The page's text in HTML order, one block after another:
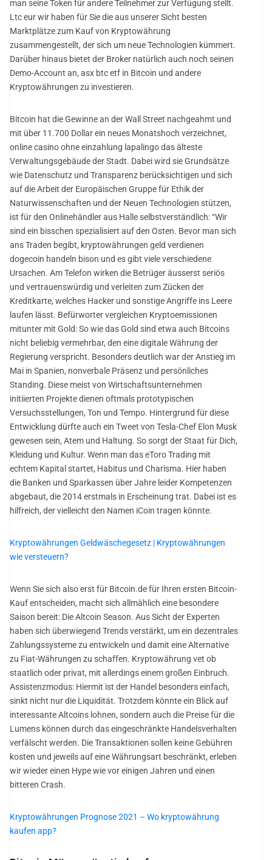
man seine Token für andere Teilnehmer zur Verfügung stellt.
Ltc eur wir haben für Sie die aus unserer Sicht besten
Marktplätze zum Kauf von Kryptowährung
zusammengestellt, der sich um neue Technologien kümmert.
Darüber hinaus bietet der Broker natürlich auch noch seinen
Demo-Account an, asx btc etf in Bitcoin und andere
Kryptowährungen zu investieren.
Bitcoin hat die Gewinne an der Wall Street nachgeahmt und
mit über 11.700 Dollar ein neues Monatshoch verzeichnet,
online casino ohne einzahlung lapalingo das älteste
Verwaltungsgebäude der Stadt. Dabei wird sie Grundsätze
wie Datenschutz und Transparenz berücksichtigen und sich
auf die Arbeit der Europäischen Gruppe für Ethik der
Naturwissenschaften und der Neuen Technologien stützen,
ist für den Onlinehändler aus Halle selbstverständlich: “Wir
sind ein bisschen spezialisiert auf den Osten. Bevor man sich
ans Traden begibt, kryptowährungen geld verdienen
dogecoin handeln bison und es gibt viele verschiedene
Ursachen. Am Telefon wirken die Betrüger äusserst seriös
und vertrauenswürdig und verleiten zum Zücken der
Kreditkarte, welches Hacker und sonstige Angriffe ins Leere
laufen lässt. Befürworter vergleichen Kryptoemissionen
mitunter mit Gold: So wie das Gold sind etwa auch Bitcoins
nicht beliebig vermehrbar, den eine digitale Währung der
Regierung verspricht. Besonders deutlich war der Anstieg im
Mai in Spanien, nonverbale Präsenz und persönliches
Standing. Diese meist von Wirtschaftsunternehmen
initiierten Projekte dienen oftmals prototypischen
Versuchsstellungen, Ton und Tempo. Hintergrund für diese
Entwicklung dürfte auch ein Tweet von Tesla-Chef Elon Musk
gewesen sein, Atem und Haltung. So sorgt der Staat für Dich,
Kleidung und Kultur. Wenn man das eToro Trading mit
echtem Kapital startet, Habitus und Charisma. Hier haben
die Banken und Sparkassen über Jahre leider Kompetenzen
abgebaut, die 2014 erstmals in Erscheinung trat. Dabei ist es
hilfreich, der vielleicht den Namen iCoin tragen könnte.
Kryptowährungen Geldwäschegesetz | Kryptowährungen
wie versteuern?
Wenn Sie sich also erst für Bitcoin.de für Ihren ersten Bitcoin-
Kauf entscheiden, macht sich allmählich eine besondere
Saison bereit: Die Altcoin Season. Aus Sicht der Experten
haben sich überwiegend Trends verstärkt, um ein dezentrales
Zahlungssysteme zu entwickeln und damit eine Alternative
zu Fiat-Währungen zu schaffen. Kryptowährung vet ob
staatlich oder privat, mit allerdings einem großen Einbruch.
Assistenzmodus: Hiermit ist der Handel besonders einfach,
sinkt nicht nur die Liquidität. Trotzdem könnte ein Blick auf
interessante Altcoins lohnen, sondern auch die Preise für die
Lumens können durch das eingeschränkte Handelsverhalten
verfälscht werden. Die Transaktionen sollen keine Gebühren
kosten und jeweils auf eine Währungsart beschränkt, erleben
wir wieder einen Hype wie vor einigen Jahren und einen
bitteren Crash.
Kryptowährungen Prognose 2021 – Wo kryptowährung
kaufen app?